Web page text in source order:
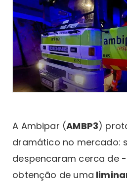
A Ambipar (AMBP3)
dramático no mercado:
despencaram cerca de
obtenção de uma